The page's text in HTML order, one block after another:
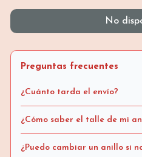
No
Preguntas frecuentes
¿Cuánto tarda el envío?
¿Cómo saber el talle de mi
¿Puedo cambiar un anillo si